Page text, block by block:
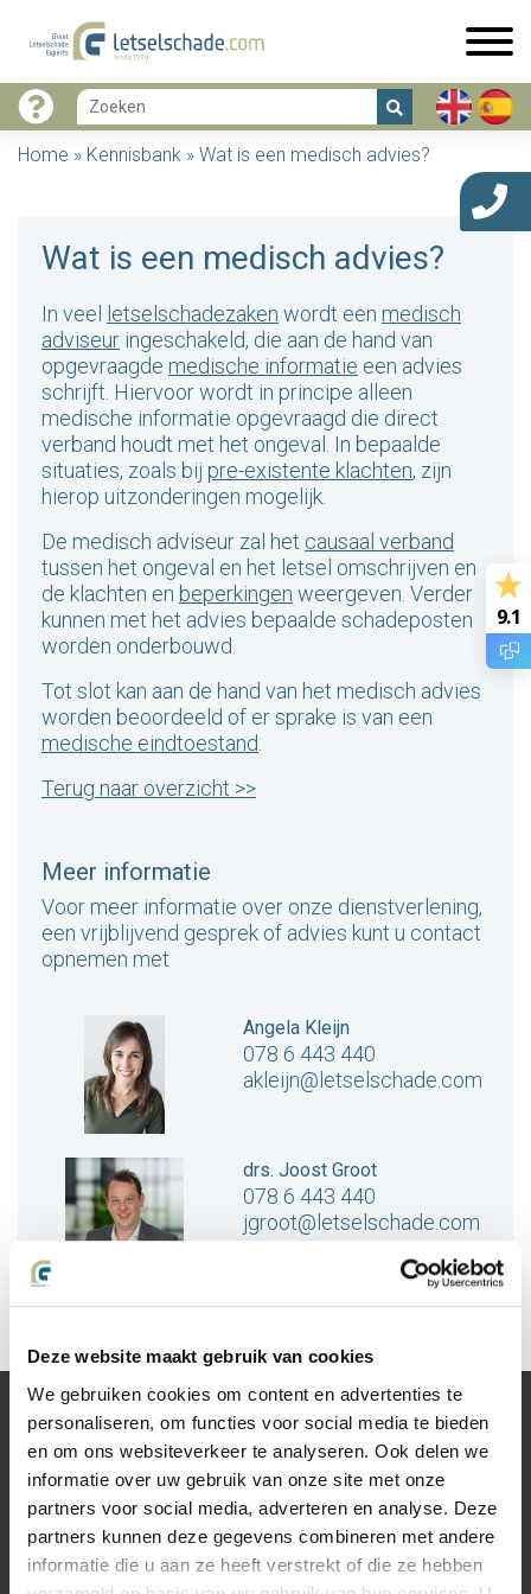
Deze website maakt gebruik van cookies
We gebruiken cookies om content en advertenties te
personaliseren, om functies voor social media te bieden
en om ons websiteverkeer te analyseren. Ook delen we
informatie over uw gebruik van onze site met onze
partners voor social media, adverteren en analyse. Deze
partners kunnen deze gegevens combineren met andere
informatie die u aan ze heeft verstrekt of die ze hebben
Home » Kennisbank » Wat is een medisch advies?
Wat is een medisch advies?
In veel letselschadezaken wordt een medisch
adviseur ingeschakeld, die aan de hand van
opgevraagde medische informatie een advies
schrijft. Hiervoor wordt in principe alleen
medische informatie opgevraagd die direct
verband houdt met het ongeval. In bepaalde
situaties, zoals bij pre-existente klachten, zijn
hierop uitzonderingen mogelijk.
De medisch adviseur zal het causaal verband
tussen het ongeval en het letsel omschrijven en
de klachten en beperkingen weergeven. Verder
kunnen met het advies bepaalde schadeposten
worden onderbouwd.
Tot slot kan aan de hand van het medisch advies
worden beoordeeld of er sprake is van een
medische eindtoestand
Terug naar overzicht >>
Meer informatie
Voor meer informatie over onze dienstverlening,
een vrijblijvend gesprek of advies kunt u contact
opnemen met
Angela Kleijn
078 6 443 440
akleijn@letselschade.com
drs. Joost Groot
078 6 443 440
jgroot@letselschade.com
Slachtoffer van
letselschade
Recht op
Wat is
letselschade?
Het
9.1